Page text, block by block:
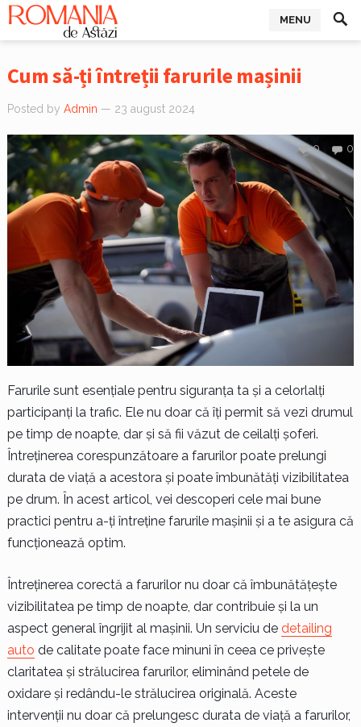
MENU
Cum să-ți întreții farurile mașinii
Posted by Admin — 23 august 2024
0
0
Farurile sunt esențiale pentru siguranța ta și a celorlalți
participanți la trafic. Ele nu doar că îți permit să vezi drumul
pe timp de noapte, dar și să fii văzut de ceilalți șoferi.
Întreținerea corespunzătoare a farurilor poate prelungi
durata de viață a acestora și poate îmbunătăți vizibilitatea
pe drum. În acest articol, vei descoperi cele mai bune
practici pentru a-ți întreține farurile mașinii și a te asigura că
funcționează optim.
Întreținerea corectă a farurilor nu doar că îmbunătățește
vizibilitatea pe timp de noapte, dar contribuie și la un
aspect general îngrijit al mașinii. Un serviciu de detailing
auto de calitate poate face minuni în ceea ce privește
claritatea și strălucirea farurilor, eliminând petele de
oxidare și redându-le strălucirea originală. Aceste
intervenții nu doar că prelungesc durata de viață a farurilor,